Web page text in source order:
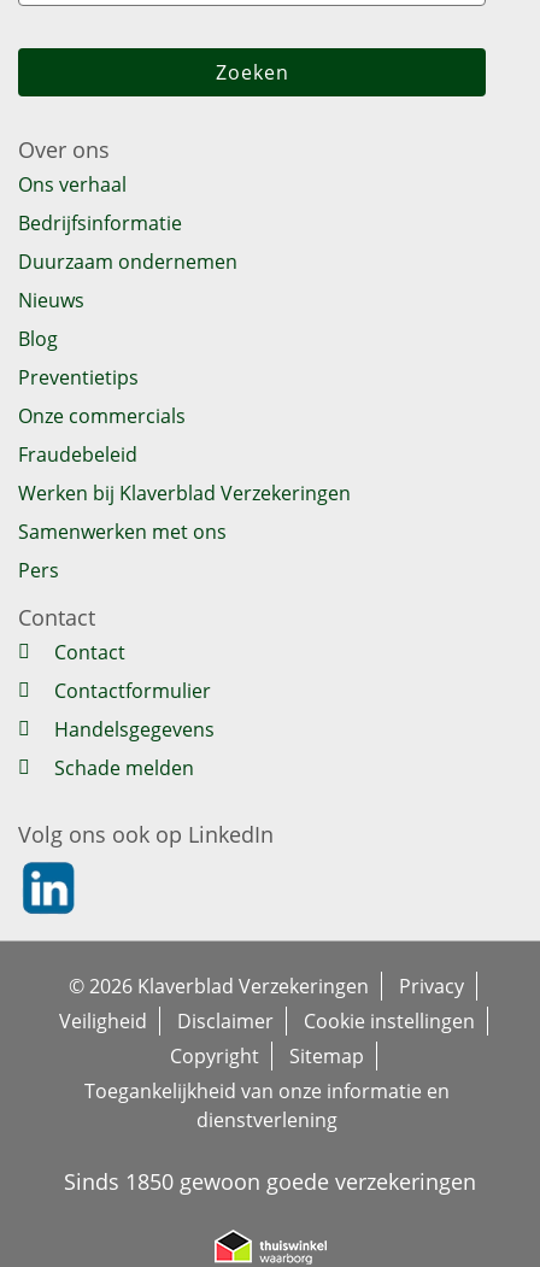
Over ons
Ons verhaal
Bedrijfsinformatie
Duurzaam ondernemen
Nieuws
Blog
Preventietips
Onze commercials
Fraudebeleid
Werken bij Klaverblad Verzekeringen
Samenwerken met ons
Pers
Contact
Contact
Contactformulier
Handelsgegevens
Schade melden
Volg ons ook op LinkedIn
https://nl.linkedin.com/company/klaverblad-
© 2026 Klaverblad Verzekeringen
Privacy
Veiligheid
Disclaimer
Cookie instellingen
Copyright
Sitemap
Toegankelijkheid van onze informatie en
dienstverlening
Sinds 1850 gewoon goede verzekeringen
https://www.thuiswinkel.org/